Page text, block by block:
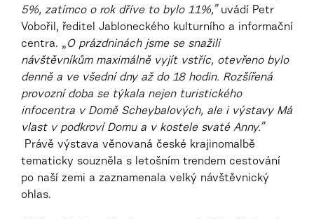
5%, zatímco o rok dříve to bylo 11%,” uvádí Petr
Vobořil, ředitel Jabloneckého kulturního a informační
centra. „O prázdninách jsme se snažili
návštěvníkům maximálně vyjít vstříc, otevřeno bylo
denně a ve všední dny až do 18 hodin. Rozšířená
provozní doba se týkala nejen turistického
infocentra v Domě Scheybalových, ale i výstavy Má
vlast v podkroví Domu a v kostele svaté Anny.”
Právě výstava věnovaná české krajinomalbě
tematicky souzněla s letošním trendem cestování
po naší zemi a zaznamenala velký návštěvnický
ohlas.